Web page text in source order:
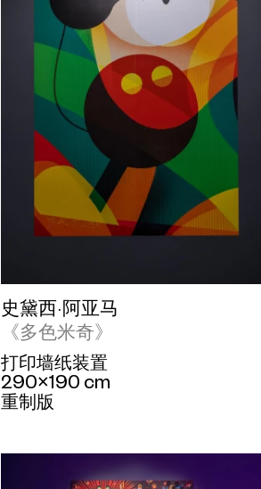
史黛西·阿亚马
《多色米奇》
打印墙纸装置
290×190 cm
重制版